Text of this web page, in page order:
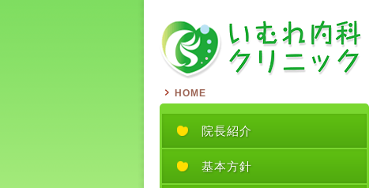
HOME
院長紹介
基本方針